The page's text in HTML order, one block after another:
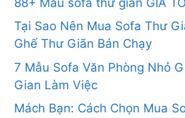
Tại Sao Nên Mua Sofa Thư
Ghế Thư Giãn Bán Chạy
7 Mẫu Sofa Văn Phòng Nhỏ
Gian Làm Việc
Mách Bạn: Cách Chọn Mua